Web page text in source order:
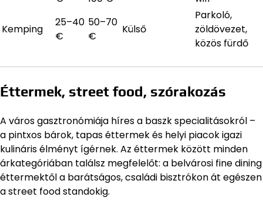
Kemping
25–40
€
50–70
€
Külső
Parkoló,
zöldövezet,
közös fürdő
Éttermek, street food, szórakozás
A város gasztronómiája híres a baszk specialitásokról –
a pintxos bárok, tapas éttermek és helyi piacok igazi
kulináris élményt ígérnek. Az éttermek között minden
árkategóriában találsz megfelelőt: a belvárosi fine dining
éttermektől a barátságos, családi bisztrókon át egészen
a street food standokig.